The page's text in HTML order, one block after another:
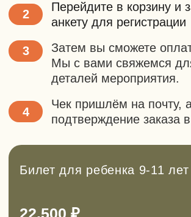
Сколько билетов вам
нужно?
Заполнить форму